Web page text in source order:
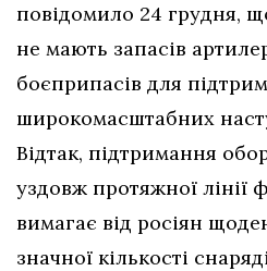
повідомило 24 грудня,
не мають запасів
боєприпасів для
широкомасштабних
Відтак, підтримання
уздовж протяжної лінії
вимагає від росіян
значної кількості